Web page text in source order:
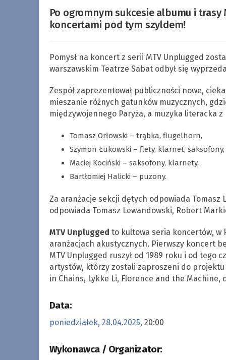
Po ogromnym sukcesie albumu i trasy
koncertami pod tym szyldem!
Pomysł na koncert z serii MTV Unplugged
warszawskim Teatrze Sabat odbył się
Zespół zaprezentował publiczności nowe,
mieszanie różnych gatunków muzycznych,
międzywojennego Paryża, a muzyka literacka
Tomasz Orłowski – trąbka, flugelhorn,
Szymon Łukowski – flety, klarnet, saksofony,
Maciej Kociński – saksofony, klarnety,
Bartłomiej Halicki – puzony.
Za aranżacje sekcji dętych odpowiada Tomasz
odpowiada Tomasz Lewandowski, Robert
MTV Unplugged to kultowa seria koncertów,
aranżacjach akustycznych. Pierwszy koncert
MTV Unplugged ruszył od 1989 roku i od tego
artystów, którzy zostali zaproszeni do projektu
in Chains, Lykke Li, Florence and the Machine,
Data:
poniedziałek, 28.04.2025, 20:00
Wykonawca / Organizator: